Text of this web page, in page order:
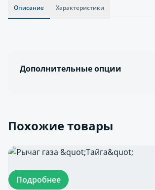
Описание Характеристики
Дополнительные опции
Похожие товары
Подробнее